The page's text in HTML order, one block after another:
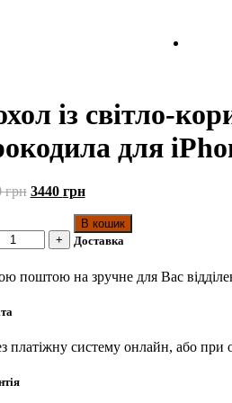
із світло-
для
грн Первоначальная
составляла
3830 грн.
3440 грнТекущая
3440 грн.
В кошик
Доставка
поштою на зручне для Вас
платіжну систему онлайн, або при